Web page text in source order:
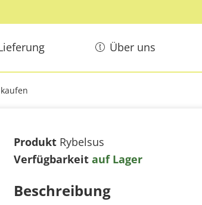
Über uns
Produkt Rybelsus
Verfügbarkeit auf Lager
Beschreibung